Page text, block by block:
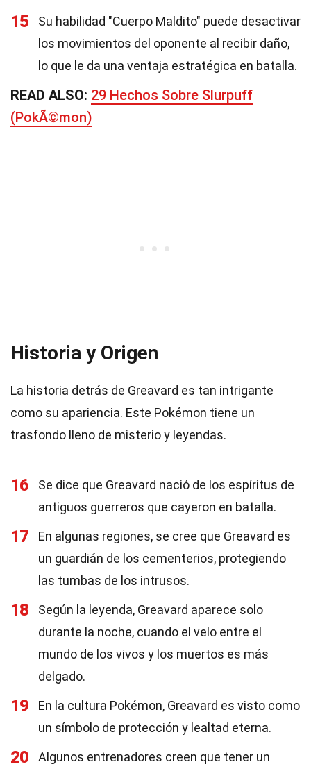
15
Su habilidad "Cuerpo Maldito" puede desactivar
los movimientos del oponente al recibir daño,
lo que le da una ventaja estratégica en batalla.
READ ALSO: 29 Hechos Sobre Slurpuff
(PokÃ©mon)
Historia y Origen
La historia detrás de Greavard es tan intrigante
como su apariencia. Este Pokémon tiene un
trasfondo lleno de misterio y leyendas.
16
Se dice que Greavard nació de los espíritus de
antiguos guerreros que cayeron en batalla.
17
En algunas regiones, se cree que Greavard es
un guardián de los cementerios, protegiendo
las tumbas de los intrusos.
18
Según la leyenda, Greavard aparece solo
durante la noche, cuando el velo entre el
mundo de los vivos y los muertos es más
delgado.
19
En la cultura Pokémon, Greavard es visto como
un símbolo de protección y lealtad eterna.
20
Algunos entrenadores creen que tener un